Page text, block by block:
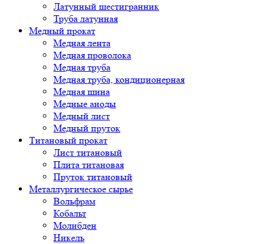
Латунный шестигранник
Труба латунная
Медный прокат
Медная лента
Медная проволока
Медная труба
Медная труба, кондиционерная
Медная шина
Медные аноды
Медный лист
Медный пруток
Титановый прокат
Лист титановый
Плита титановая
Пруток титановый
Металлургическое сырье
Вольфрам
Кобальт
Молибден
Никель